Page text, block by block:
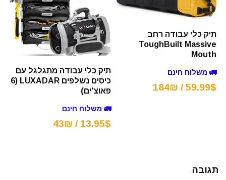
תיק כלי עבודה רחב
ToughBuilt Massive
Mouth
🚛 משלוח חינם
59.99$ / 184₪
תיק כלי עבודה מתגלגל עם
כיסים נשלפים LUXADAR (6
פאוצ'ים)
🚛 משלוח חינם
13.95$ / 43₪
תגובה